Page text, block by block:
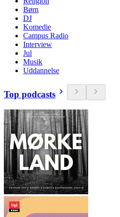
Børn
DJ
Komedie
Campus Radio
Interview
Jul
Musik
Uddannelse
Top podcasts